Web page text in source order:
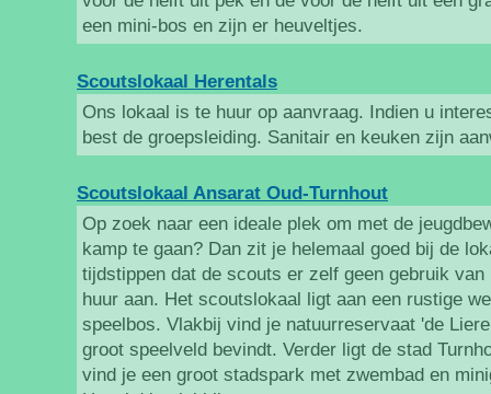
een mini-bos en zijn er heuveltjes.
Scoutslokaal Herentals
Ons lokaal is te huur op aanvraag. Indien u
best de groepsleiding. Sanitair en keuken zijn
Scoutslokaal Ansarat Oud-Turnhout
Op zoek naar een ideale plek om met de
kamp te gaan? Dan zit je helemaal goed bij de
tijdstippen dat de scouts er zelf geen gebruik
huur aan. Het scoutslokaal ligt aan een rustige
speelbos. Vlakbij vind je natuurreservaat 'de
groot speelveld bevindt. Verder ligt de stad
vind je een groot stadspark met zwembad en